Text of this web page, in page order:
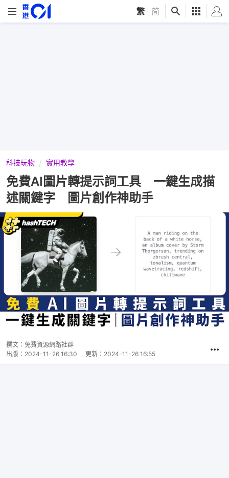
繁 简
科技玩物 實用教學
免費AI圖片轉提示詞工具 一鍵生成描
述關鍵字 圖片創作神助手
撰文： 免費資源網路社群
出版： 2024-11-26 16:30 更新： 2024-11-26 16:55